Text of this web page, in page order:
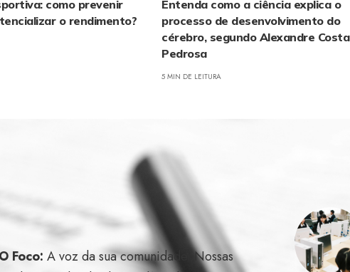
como prevenir
o rendimento?
Entenda como a ciência explica o
processo de desenvolvimento do
cérebro, segundo Alexandre Costa
Pedrosa
5 MIN DE LEITURA
Foco: A voz da sua comunidade. Nossas